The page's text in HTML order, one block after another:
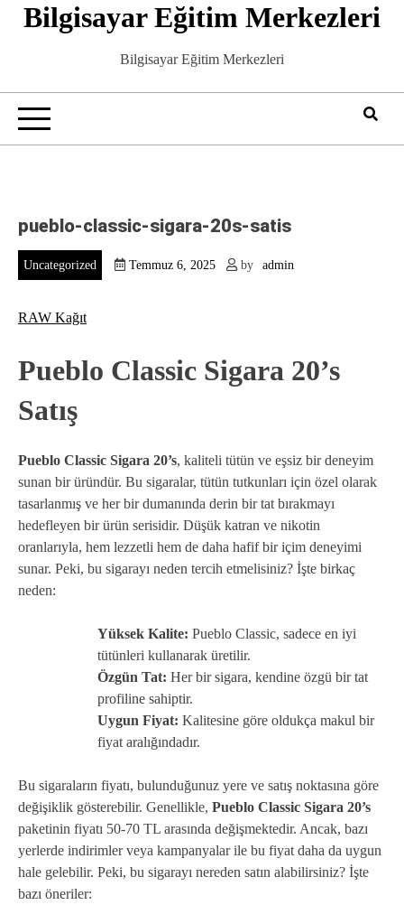
SkipBilgisayar Eğitim Merkezleri
Bilgisayar Eğitim Merkezleri
pueblo-classic-sigara-20s-satis
Uncategorized Temmuz 6, 2025 by admin
RAW Kağıt
Pueblo Classic Sigara 20’s
Satış
Pueblo Classic Sigara 20’s, kaliteli tütün ve eşsiz bir deneyim
sunan bir üründür. Bu sigaralar, tütün tutkunları için özel olarak
tasarlanmış ve her bir dumanında derin bir tat bırakmayı
hedefleyen bir ürün serisidir. Düşük katran ve nikotin
oranlarıyla, hem lezzetli hem de daha hafif bir içim deneyimi
sunar. Peki, bu sigarayı neden tercih etmelisiniz? İşte birkaç
neden:
Yüksek Kalite: Pueblo Classic, sadece en iyi
tütünleri kullanarak üretilir.
Özgün Tat: Her bir sigara, kendine özgü bir tat
profiline sahiptir.
Uygun Fiyat: Kalitesine göre oldukça makul bir
fiyat aralığındadır.
Bu sigaraların fiyatı, bulunduğunuz yere ve satış noktasına göre
değişiklik gösterebilir. Genellikle, Pueblo Classic Sigara 20’s
paketinin fiyatı 50-70 TL arasında değişmektedir. Ancak, bazı
yerlerde indirimler veya kampanyalar ile bu fiyat daha da uygun
hale gelebilir. Peki, bu sigarayı nereden satın alabilirsiniz? İşte
bazı öneriler: